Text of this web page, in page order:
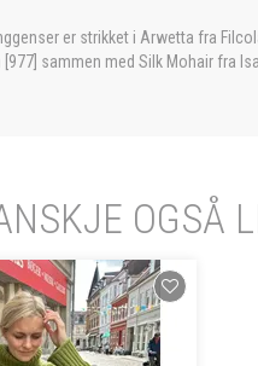
er strikket i Arwetta fra
sammen med Silk Mohair fra
OGSÅ